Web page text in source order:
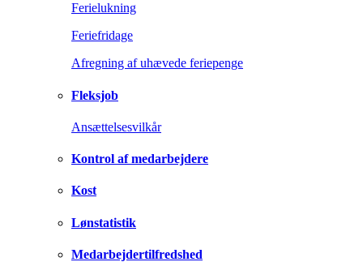
Ferielukning
Feriefridage
Afregning af uhævede feriepenge
Fleksjob
Ansættelsesvilkår
Kontrol af medarbejdere
Kost
Lønstatistik
Medarbejdertilfredshed